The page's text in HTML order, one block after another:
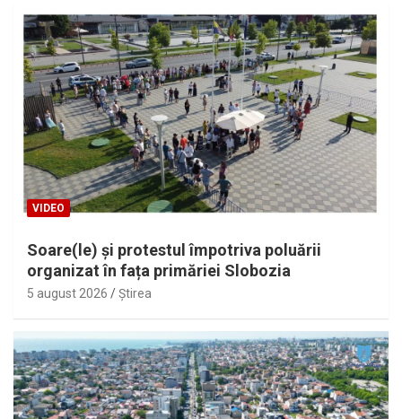
VIDEO
Soare(le) și protestul împotriva poluării
organizat în fața primăriei Slobozia
5 august 2026 Ştirea